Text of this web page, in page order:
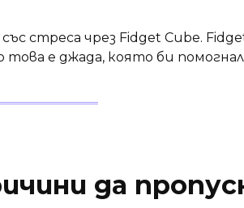
стреса чрез Fidget Cube.
това е джада, която би
да